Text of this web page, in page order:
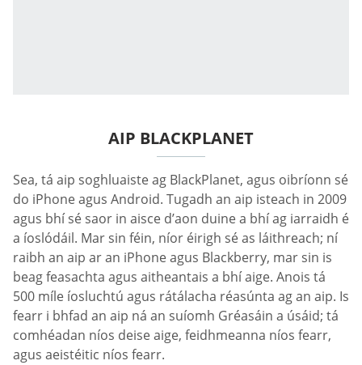
AIP BLACKPLANET
Sea, tá aip soghluaiste ag BlackPlanet, agus oibríonn sé
do iPhone agus Android. Tugadh an aip isteach in 2009
agus bhí sé saor in aisce d’aon duine a bhí ag iarraidh é
a íoslódáil. Mar sin féin, níor éirigh sé as láithreach; ní
raibh an aip ar an iPhone agus Blackberry, mar sin is
beag feasachta agus aitheantais a bhí aige. Anois tá
500 míle íosluchtú agus rátálacha réasúnta ag an aip. Is
fearr i bhfad an aip ná an suíomh Gréasáin a úsáid; tá
comhéadan níos deise aige, feidhmeanna níos fearr,
agus aeistéitic níos fearr.